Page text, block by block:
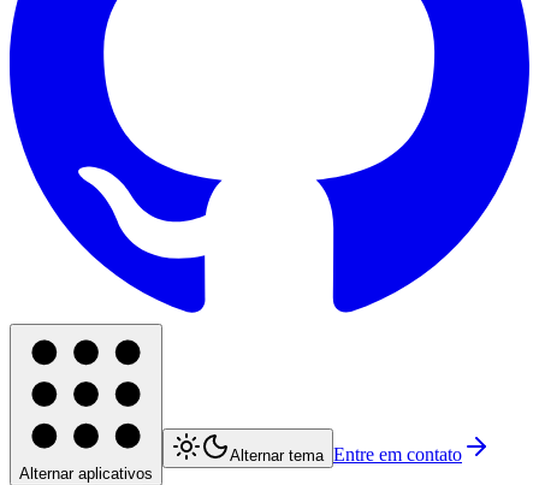
Alternar aplicativos
Alternar tema Entre em contato